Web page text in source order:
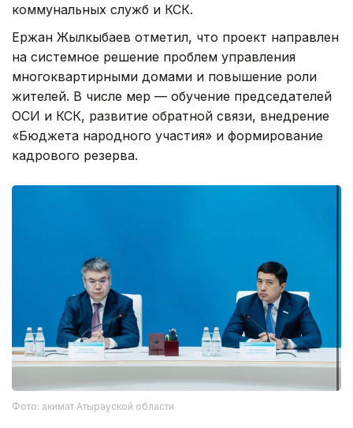
коммунальных служб и КСК.
Ержан Жылкыбаев отметил, что проект направлен
на системное решение проблем управления
многоквартирными домами и повышение роли
жителей. В числе мер — обучение председателей
ОСИ и КСК, развитие обратной связи, внедрение
«Бюджета народного участия» и формирование
кадрового резерва.
Фото: акимат Атырауской области